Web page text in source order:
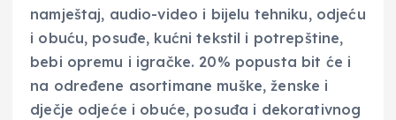
namještaj, audio-video i bijelu tehniku, odjeću
i obuću, posuđe, kućni tekstil i potrepštine,
bebi opremu i igračke. 20% popusta bit će i
na određene asortimane muške, ženske i
dječje odjeće i obuće, posuđa i dekorativnog